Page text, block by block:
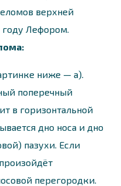
верхней
году Лефором.
ниже — а).
поперечный
в горизонтальной
дно носа и дно
пазухи. Если
перегородки.